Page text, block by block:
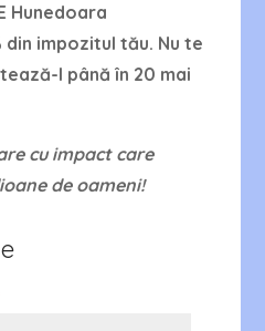
Hunedoara
impozitul tău. Nu te
l până în 20 mai
cu impact care
de oameni!